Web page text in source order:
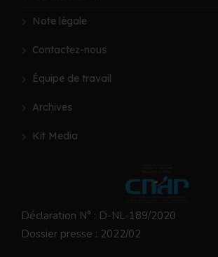
Note légale
Contactez-nous
Équipe de travail
Archives
Kit Media
Déclaration N° : D-NL-189/2020
Dossier presse : 2022/02